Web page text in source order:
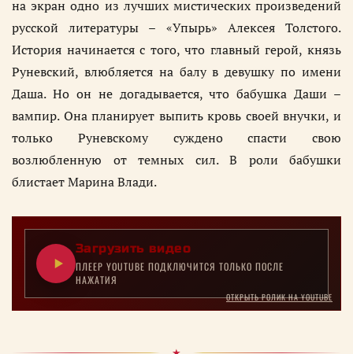
на экран одно из лучших мистических произведений
русской литературы – «Упырь» Алексея Толстого.
История начинается с того, что главный герой, князь
Руневский, влюбляется на балу в девушку по имени
Даша. Но он не догадывается, что бабушка Даши –
вампир. Она планирует выпить кровь своей внучки, и
только Руневскому суждено спасти свою
возлюбленную от темных сил. В роли бабушки
блистает Марина Влади.
Загрузить видео
ПЛЕЕР YOUTUBE ПОДКЛЮЧИТСЯ ТОЛЬКО ПОСЛЕ
НАЖАТИЯ
ОТКРЫТЬ РОЛИК НА YOUTUBE